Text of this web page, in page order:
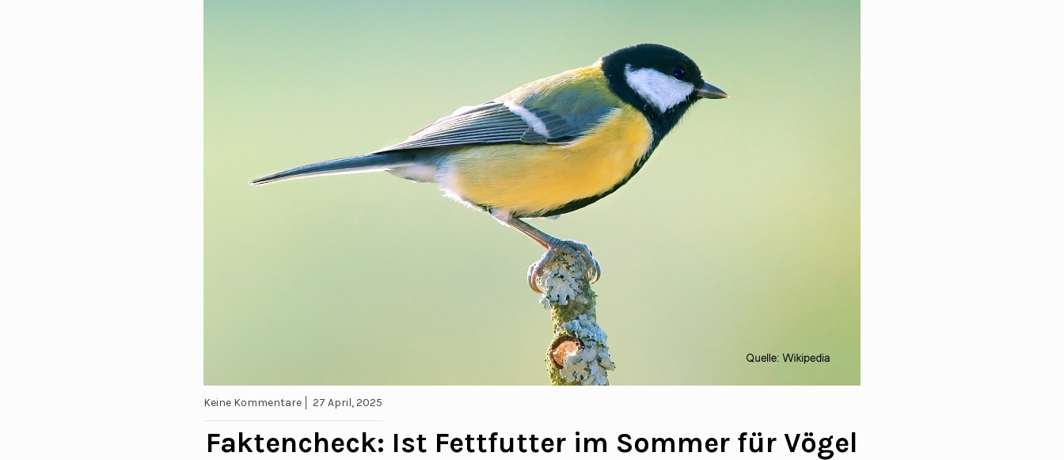
Keine Kommentare 27 April, 2025
Faktencheck: Ist Fettfutter im Sommer für Vögel